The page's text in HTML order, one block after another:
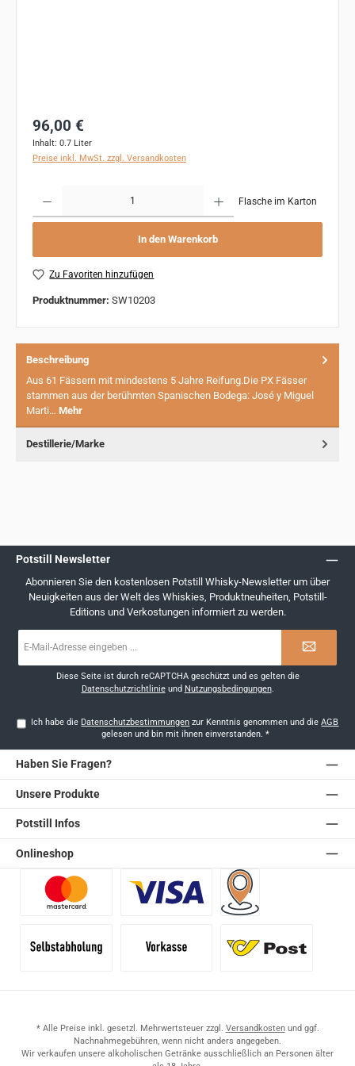
Regulärer Preis:
96,00 €
Inhalt: 0.7 Liter
Preise inkl. MwSt. zzgl. Versandkosten
Flasche im Karton
In den Warenkorb
Zu Favoriten hinzufügen
Produktnummer: SW10203
Beschreibung
Aus 61 Fässern mit mindestens 5 Jahre Reifung.Die PX Fässer
stammen aus der berühmten Spanischen Bodega: José y Miguel
Marti… Mehr
Destillerie/Marke
Potstill Newsletter
Abonnieren Sie den kostenlosen Potstill Whisky-Newsletter um über
Neuigkeiten aus der Welt des Whiskies, Produktneuheiten, Potstill-
Editions und Verkostungen informiert zu werden.
Mail-
Diese Seite ist durch reCAPTCHA geschützt und es gelten die
Datenschutzrichtlinieund Nutzungsbedingungen.
Ich habe die Datenschutzbestimmungen zur Kenntnis genommen und dieAGB
gelesen und bin mit ihnen einverstanden. *
Haben Sie Fragen?
Unsere Produkte
Potstill Infos
Onlineshop
* Alle Preise inkl. gesetzl. Mehrwertsteuer zzgl. Versandkostenund ggf.
Nachnahmegebühren, wenn nicht anders angegeben.
Wir verkaufen unsere alkoholischen Getränke ausschließlich an Personen älter